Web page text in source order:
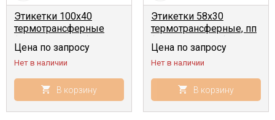
Этикетки 100x40
термотрансферные
Цена по запросу
Нет в наличии
В корзину
Этикетки 58x30
термотрансферные, пп
Цена по запросу
Нет в наличии
В корзину